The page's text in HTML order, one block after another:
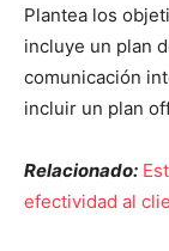
Plantea los
incluye un plan
comunicación
incluir un plan
Relacionado:
efectividad al